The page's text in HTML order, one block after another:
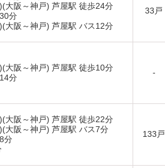
大阪～神戸) 芦屋駅 徒歩24分
分
大阪～神戸) 芦屋駅 バス12分
33戸
大阪～神戸) 芦屋駅 徒歩10分
分
-
大阪～神戸) 芦屋駅 徒歩22分
大阪～神戸) 芦屋駅 バス7分
分
133戸